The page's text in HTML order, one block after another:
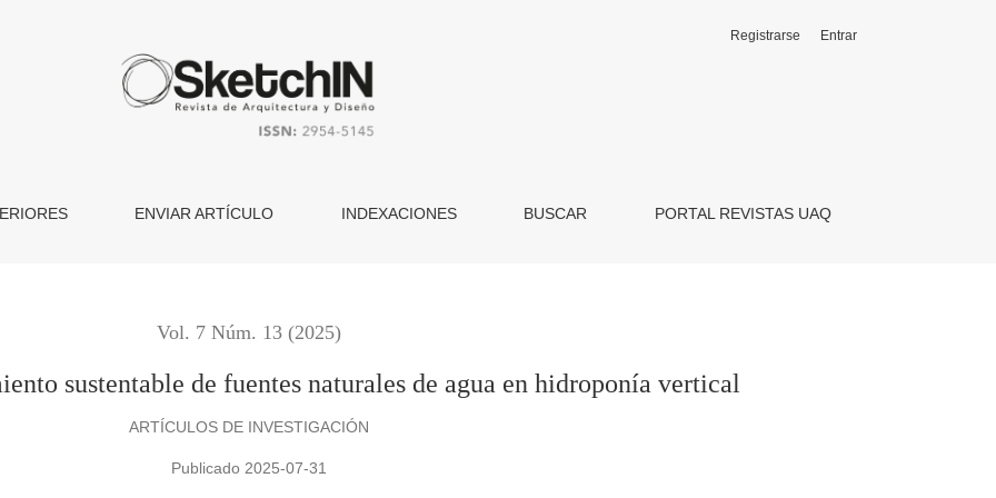
naturales de agua en hidroponía vertical
ENVIAR ARTÍCULO INDEXACIONES BUSCAR PORTAL REVISTAS UAQ
Registrarse Entrar
Vol. 7 Núm. 13 (2025)
sustentable de fuentes naturales de agua en hidroponía vertical
ARTÍCULOS DE INVESTIGACIÓN
Publicado 2025-07-31